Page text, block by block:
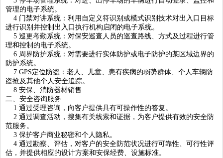
1 2 3
管理的电子系统。
4 门禁对讲系统：利用自定义符识别或模式识别技术对出入口目标
进行识别并控制出入口执行机构启闭的电子系统。
5 巡更考勤系统：对保安巡查人员的巡查路线、方式及过程进行管
理和控制的电子系统。
6 周界防护系统：对需要进行实体防护或电子防护的某区域边界的
防护系统。
7 GPS定位防盗：老人、儿童、患有疾病的弱势群体、个人车辆防
盗抢及其他个人安全追踪。
8 安保、消防器材销售
二、安全咨询服务
1 通过受理咨询，向客户提供具有可操作性的答复。
2 通过调查活动，搜集有关线索和证据，为客户提供有效的安全防
范服务。
3 保护客户商业秘密和个人隐私。
4 通过勘察、评估，对客户的安全防范状况进行可靠性、可行性评
估，并提供相应的设计方案和安保经费、设施标准。